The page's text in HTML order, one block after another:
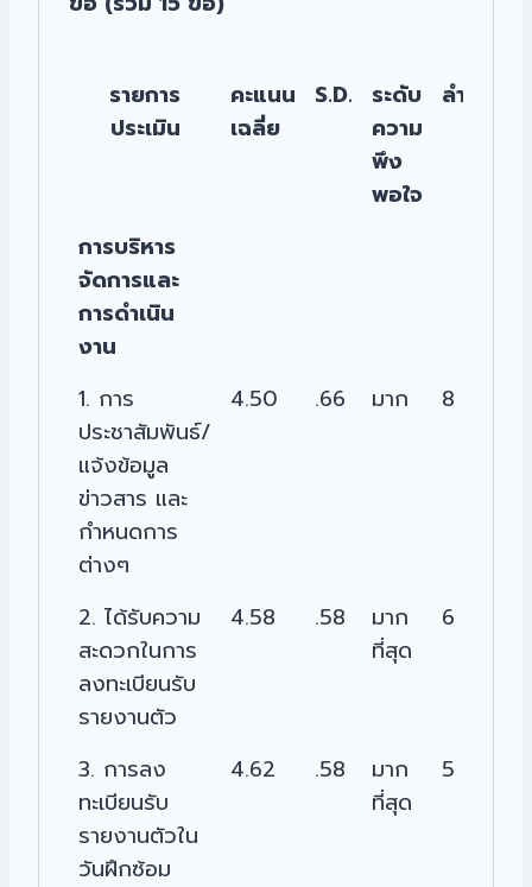
รายการ
ประเมิน
คะแนน
เฉลี่ย
S.D.
ระดับ
ความ
พึง
พอใจ
ลำดับ
รายการ
ประเมิน
การบริหาร
จัดการและ
การดำเนิน
งาน
1. การ
ประชาสัมพันธ์/
แจ้งข้อมูล
ข่าวสาร และ
กำหนดการ
ต่างๆ
4.50 .66 มาก 8
2. ได้รับความ
สะดวกในการ
ลงทะเบียนรับ
รายงานตัว
4.58 .58
มาก
ที่สุด
6
3. การลง
ทะเบียนรับ
รายงานตัวใน
วันฝึกซ้อม
4.62 .58
มาก
ที่สุด
5